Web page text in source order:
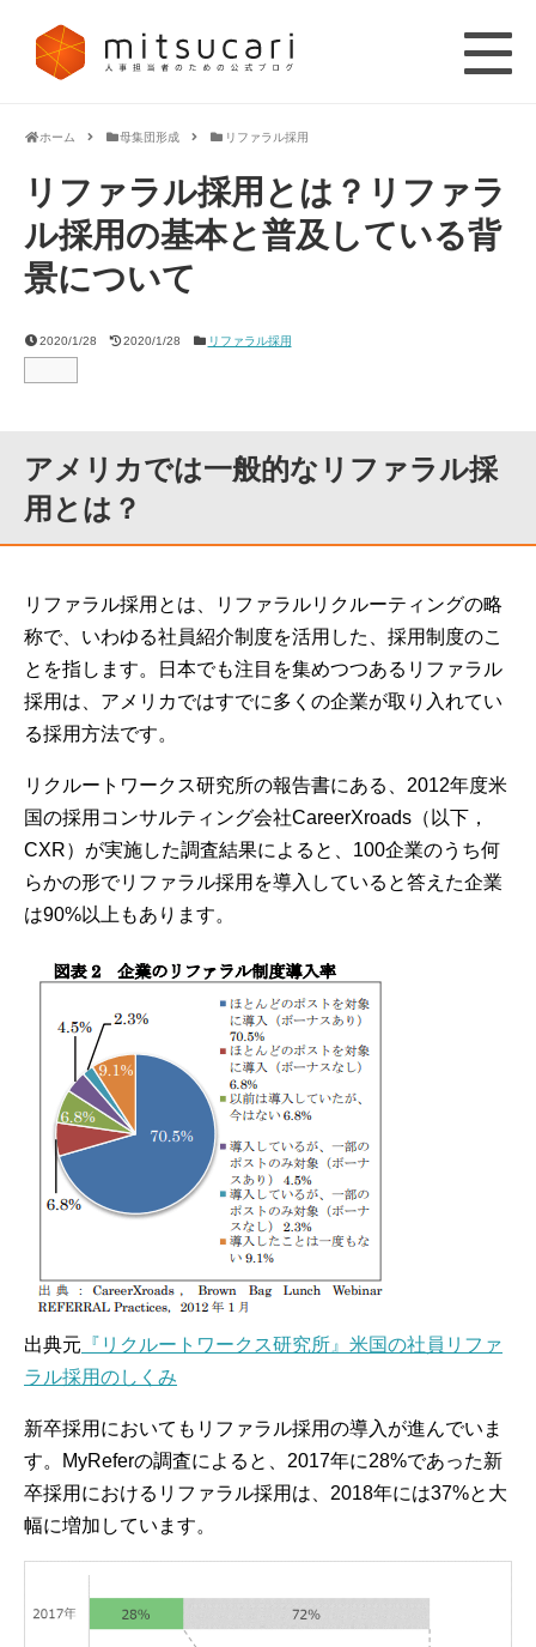
ホーム 母集団形成 リファラル採用
リファラル採用とは？リファラ
ル採用の基本と普及している背
景について
2020/1/28 2020/1/28 リファラル採用
アメリカでは一般的なリファラル採
用とは？
リファラル採用とは、リファラルリクルーティングの略
称で、いわゆる社員紹介制度を活用した、採用制度のこ
とを指します。日本でも注目を集めつつあるリファラル
採用は、アメリカではすでに多くの企業が取り入れてい
る採用方法です。
リクルートワークス研究所の報告書にある、2012年度米
国の採用コンサルティング会社CareerXroads（以下，
CXR）が実施した調査結果によると、100企業のうち何
らかの形でリファラル採用を導入していると答えた企業
は90%以上もあります。
出典元 『リクルートワークス研究所』米国の社員リファ
ラル採用のしくみ
新卒採用においてもリファラル採用の導入が進んでいま
す。MyReferの調査によると、2017年に28%であった新
卒採用におけるリファラル採用は、2018年には37%と大
幅に増加しています。